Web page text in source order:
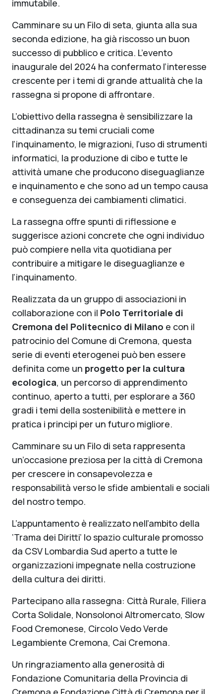
immutabile.
Camminare su un Filo di seta, giunta alla sua
seconda edizione, ha già riscosso un buon
successo di pubblico e critica. L’evento
inaugurale del 2024 ha confermato l’interesse
crescente per i temi di grande attualità che la
rassegna si propone di affrontare.
L’obiettivo della rassegna è sensibilizzare la
cittadinanza su temi cruciali come
l’inquinamento, le migrazioni, l’uso di strumenti
informatici, la produzione di cibo e tutte le
attività umane che producono diseguaglianze
e inquinamento e che sono ad un tempo causa
e conseguenza dei cambiamenti climatici.
La rassegna offre spunti di riflessione e
suggerisce azioni concrete che ogni individuo
può compiere nella vita quotidiana per
contribuire a mitigare le diseguaglianze e
l’inquinamento.
Realizzata da un gruppo di associazioni in
collaborazione con il Polo Territoriale di
Cremona del Politecnico di Milano e con il
patrocinio del Comune di Cremona, questa
serie di eventi eterogenei può ben essere
definita come un progetto per la cultura
ecologica, un percorso di apprendimento
continuo, aperto a tutti, per esplorare a 360
gradi i temi della sostenibilità e mettere in
pratica i principi per un futuro migliore.
Camminare su un Filo di seta rappresenta
un’occasione preziosa per la città di Cremona
per crescere in consapevolezza e
responsabilità verso le sfide ambientali e sociali
del nostro tempo.
L’appuntamento è realizzato nell’ambito della
‘Trama dei Diritti’ lo spazio culturale promosso
da CSV Lombardia Sud aperto a tutte le
organizzazioni impegnate nella costruzione
della cultura dei diritti.
Partecipano alla rassegna: Città Rurale, Filiera
Corta Solidale, Nonsolonoi Altromercato, Slow
Food Cremonese, Circolo Vedo Verde
Legambiente Cremona, Cai Cremona.
Un ringraziamento alla generosità di
Fondazione Comunitaria della Provincia di